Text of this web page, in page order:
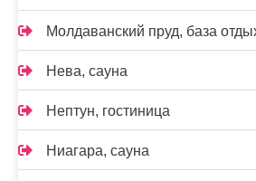
Молдаванский пруд, база
Нева, сауна
Нептун, гостиница
Ниагара, сауна